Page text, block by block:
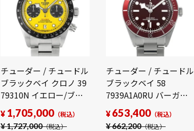
チューダー / チュードル
ブラックベイ クロノ 39
79310N イエロー/ブラ
ック メンズ 時計 【新
品】【wristwatch】
¥1,727,000（税込）
¥ 1,705,000 （税込）
チューダー / チュードル
ブラックベイ 58
7939A1A0RU バーガン
ディ メンズ 時計 【新
品】【wristwatch】
¥662,200（税込）
¥ 653,400 （税込）